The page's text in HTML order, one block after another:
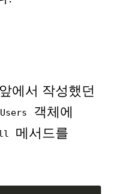
에서 작성했던
Users
객체에
메서드를